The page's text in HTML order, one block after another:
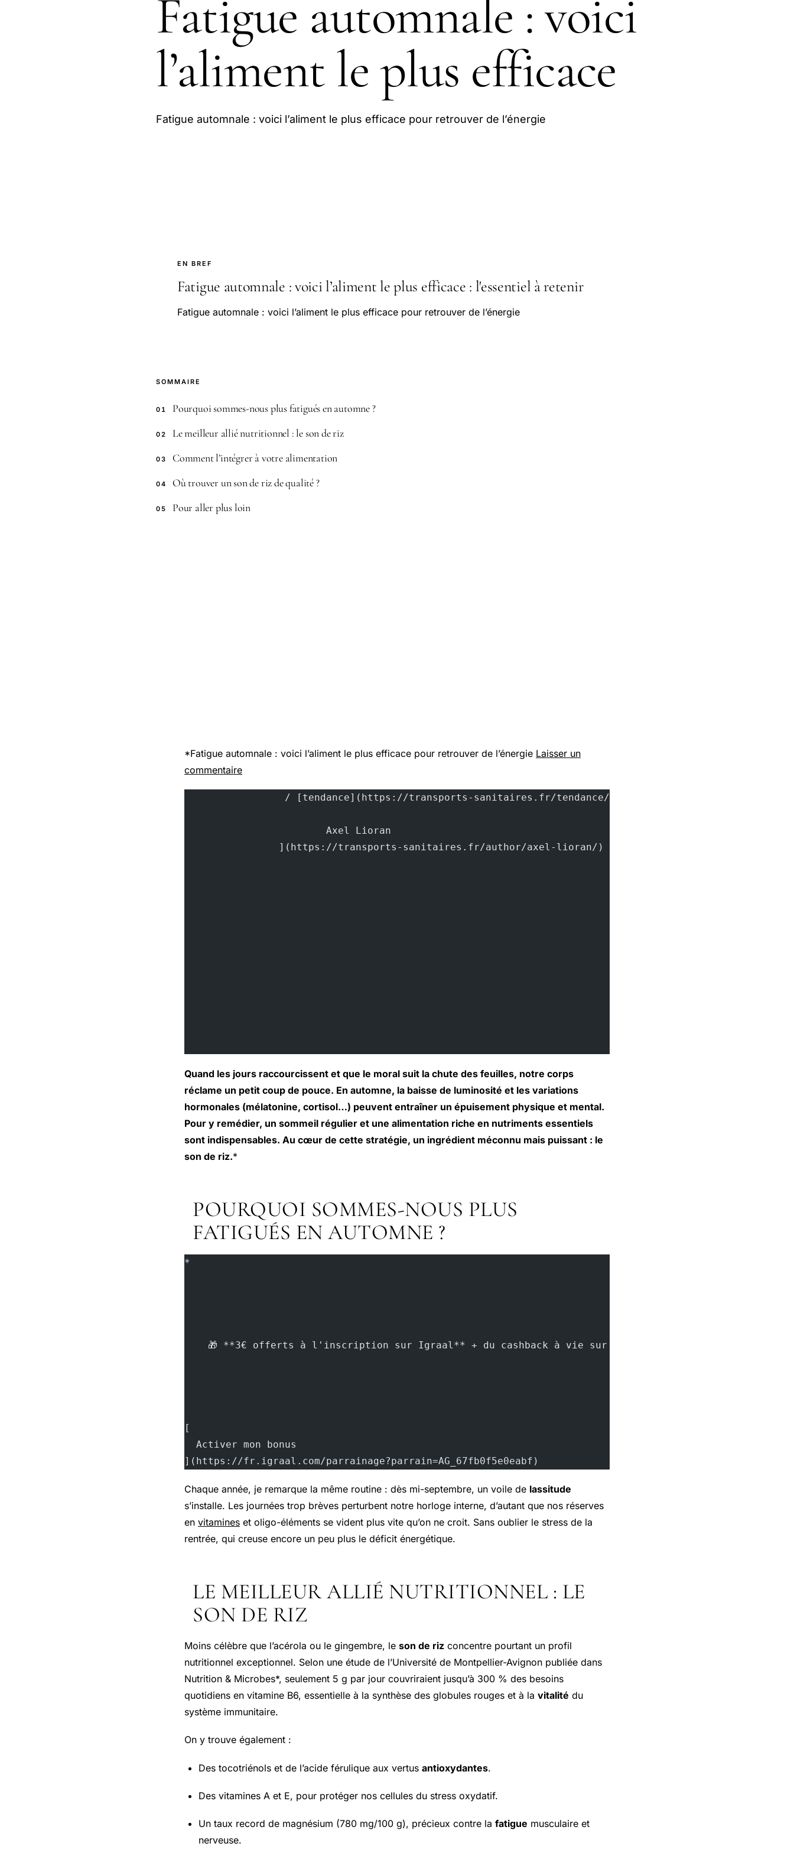
Fatigue automnale : voici
l’aliment le plus efficace
Fatigue automnale : voici l’aliment le plus efficace pour retrouver de l’énergie
EN BREF
Fatigue automnale : voici l’aliment le plus efficace : l'essentiel à retenir
Fatigue automnale : voici l’aliment le plus efficace pour retrouver de l’énergie
SOMMAIRE
01 Pourquoi sommes-nous plus fatigués en automne ?
02 Le meilleur allié nutritionnel : le son de riz
03 Comment l’intégrer à votre alimentation
04 Où trouver un son de riz de qualité ?
05 Pour aller plus loin
*Fatigue automnale : voici l’aliment le plus efficace pour retrouver de l’énergie Laisser un
commentaire
		](https://transports-sanitaires.fr/author/axel-lioran/)
Quand les jours raccourcissent et que le moral suit la chute des feuilles, notre corps
réclame un petit coup de pouce. En automne, la baisse de luminosité et les variations
hormonales (mélatonine, cortisol…) peuvent entraîner un épuisement physique et mental.
Pour y remédier, un sommeil régulier et une alimentation riche en nutriments essentiels
sont indispensables. Au cœur de cette stratégie, un ingrédient méconnu mais puissant : le
son de riz.*
POURQUOI SOMMES-NOUS PLUS
FATIGUÉS EN AUTOMNE ?
*
    🎁 **3€ offerts à l'inscription sur Igraal** + du cashback à vie sur tous vos achats !
[
  Activer mon bonus
](https://fr.igraal.com/parrainage?parrain=AG_67fb0f5e0eabf)
Chaque année, je remarque la même routine : dès mi-septembre, un voile de lassitude
s’installe. Les journées trop brèves perturbent notre horloge interne, d’autant que nos réserves
en vitamines et oligo-éléments se vident plus vite qu’on ne croit. Sans oublier le stress de la
rentrée, qui creuse encore un peu plus le déficit énergétique.
LE MEILLEUR ALLIÉ NUTRITIONNEL : LE
SON DE RIZ
Moins célèbre que l’acérola ou le gingembre, le son de riz concentre pourtant un profil
nutritionnel exceptionnel. Selon une étude de l’Université de Montpellier-Avignon publiée dans
Nutrition & Microbes*, seulement 5 g par jour couvriraient jusqu’à 300 % des besoins
quotidiens en vitamine B6, essentielle à la synthèse des globules rouges et à la vitalité du
système immunitaire.
On y trouve également :
Des tocotriénols et de l’acide férulique aux vertus antioxydantes.
Des vitamines A et E, pour protéger nos cellules du stress oxydatif.
Un taux record de magnésium (780 mg/100 g), précieux contre la fatigue musculaire et
nerveuse.